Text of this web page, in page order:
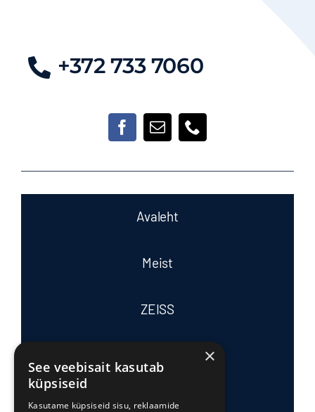
+372 733 7060
Avaleht
Meist
ZEISS
Tooted ja teenused
×
See veebisait kasutab
küpsiseid
Kasutame küpsiseid sisu, reklaamide